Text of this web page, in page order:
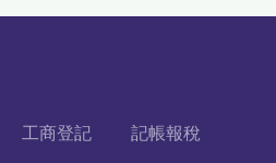
工商登記 記帳報稅